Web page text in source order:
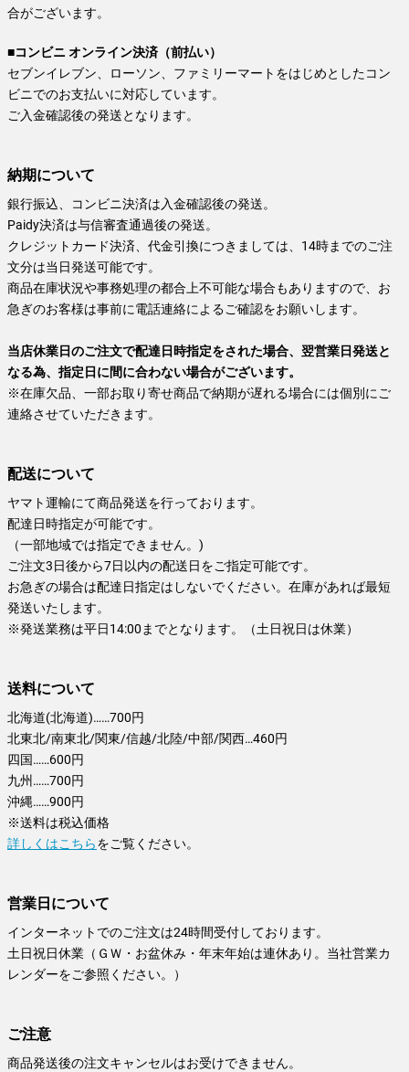
合がございます。
■コンビニ オンライン決済（前払い）
セブンイレブン、ローソン、ファミリーマートをはじめとしたコン
ビニでのお支払いに対応しています。
ご入金確認後の発送となります。
納期について
銀行振込、コンビニ決済は入金確認後の発送。
Paidy決済は与信審査通過後の発送。
クレジットカード決済、代金引換につきましては、14時までのご注
文分は当日発送可能です。
商品在庫状況や事務処理の都合上不可能な場合もありますので、お
急ぎのお客様は事前に電話連絡によるご確認をお願いします。
当店休業日のご注文で配達日時指定をされた場合、翌営業日発送と
なる為、指定日に間に合わない場合がございます。
※在庫欠品、一部お取り寄せ商品で納期が遅れる場合には個別にご
連絡させていただきます。
配送について
ヤマト運輸にて商品発送を行っております。
配達日時指定が可能です。
（一部地域では指定できません。)
ご注文3日後から7日以内の配送日をご指定可能です。
お急ぎの場合は配達日指定はしないでください。在庫があれば最短
発送いたします。
※発送業務は平日14:00までとなります。（土日祝日は休業）
送料について
北海道(北海道)……700円
北東北/南東北/関東/信越/北陸/中部/関西…460円
四国……600円
九州……700円
沖縄……900円
※送料は税込価格
詳しくはこちらをご覧ください。
営業日について
インターネットでのご注文は24時間受付しております。
土日祝日休業（ＧＷ・お盆休み・年末年始は連休あり。当社営業カ
レンダーをご参照ください。）
ご注意
商品発送後の注文キャンセルはお受けできません。